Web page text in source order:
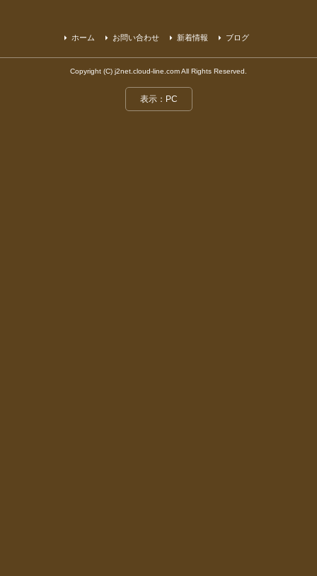
ホーム お問い合わせ 新着情報 ブログ
Copyright (C) j2net.cloud-line.com All Rights Reserved.
表示：PC